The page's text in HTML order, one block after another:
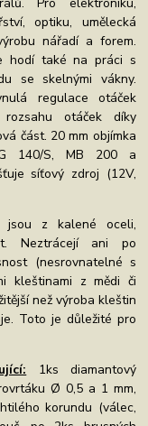
optiku, umělecká
nářadí a forem.
hodí také na práci s
se skelnými vákny.
regulace otáček
otáček díky
část. 20 mm objímka
140/S, MB 200 a
síťový zdroj (12V,
jsou z kalené oceli,
Neztrácejí ani po
(nesrovnatelné s
kleštinami z mědi či
než výroba kleštin
Toto je důležité pro
1ks diamantový
Ø 0,5 a 1 mm,
korundu (válec,